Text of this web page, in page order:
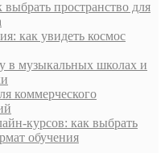
пространство для
как увидеть космос
в музыкальных школах и
коммерческого
курсов: как выбрать
обучения